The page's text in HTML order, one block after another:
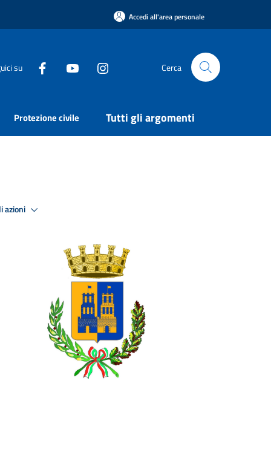
Accedi all'area personale
su Cerca
Protezione civile Tutti gli argomenti
azioni